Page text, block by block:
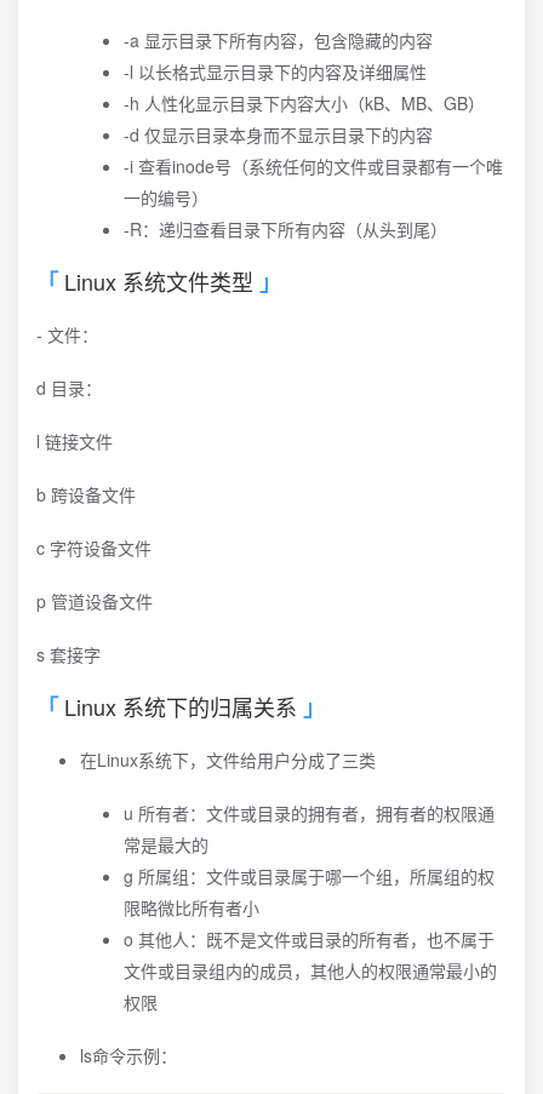
-a 显示目录下所有内容，包含隐藏的内容
-l 以长格式显示目录下的内容及详细属性
-h 人性化显示目录下内容大小（kB、MB、GB）
-d 仅显示目录本身而不显示目录下的内容
-i 查看inode号（系统任何的文件或目录都有一个唯
一的编号）
-R：递归查看目录下所有内容（从头到尾）
Linux 系统文件类型
- 文件：
d 目录：
l 链接文件
b 跨设备文件
c 字符设备文件
p 管道设备文件
s 套接字
Linux 系统下的归属关系
在Linux系统下，文件给用户分成了三类
u 所有者：文件或目录的拥有者，拥有者的权限通
常是最大的
g 所属组：文件或目录属于哪一个组，所属组的权
限略微比所有者小
o 其他人：既不是文件或目录的所有者，也不属于
文件或目录组内的成员，其他人的权限通常最小的
权限
ls命令示例：